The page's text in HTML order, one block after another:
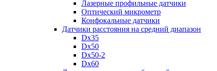
Лазерные профильные датчики
Оптический микрометр
Конфокальные датчики
Датчики расстояния на средний диапазон
Dx35
Dx50
Dx50-2
Dx60